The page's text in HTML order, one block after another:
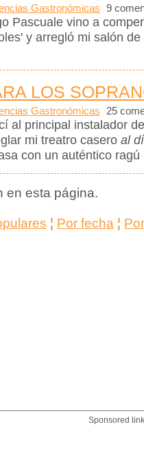
Gastronómicas 9
Pascuale vino a
y arregló mi salón
LOS
Gastronómicas 25
al principal instalador
mi treatro casero al
con un auténtico ragú
en esta página.
¦ Por fecha ¦
Sponsored